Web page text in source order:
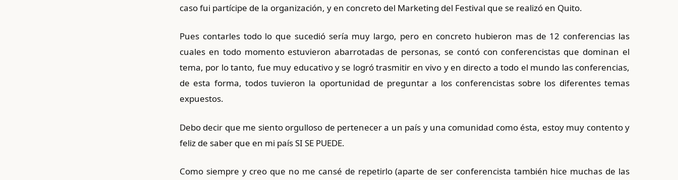
caso fui partícipe de la organización, y en concreto del Marketing del Festival que se realizó en Quito.
Pues contarles todo lo que sucedió sería muy largo, pero en concreto hubieron mas de 12 conferencias las
cuales en todo momento estuvieron abarrotadas de personas, se contó con conferencistas que dominan el
tema, por lo tanto, fue muy educativo y se logró trasmitir en vivo y en directo a todo el mundo las conferencias,
de esta forma, todos tuvieron la oportunidad de preguntar a los conferencistas sobre los diferentes temas
expuestos.
Debo decir que me siento orgulloso de pertenecer a un país y una comunidad como ésta, estoy muy contento y
feliz de saber que en mi país SI SE PUEDE.
Como siempre y creo que no me cansé de repetirlo (aparte de ser conferencista también hice muchas de las